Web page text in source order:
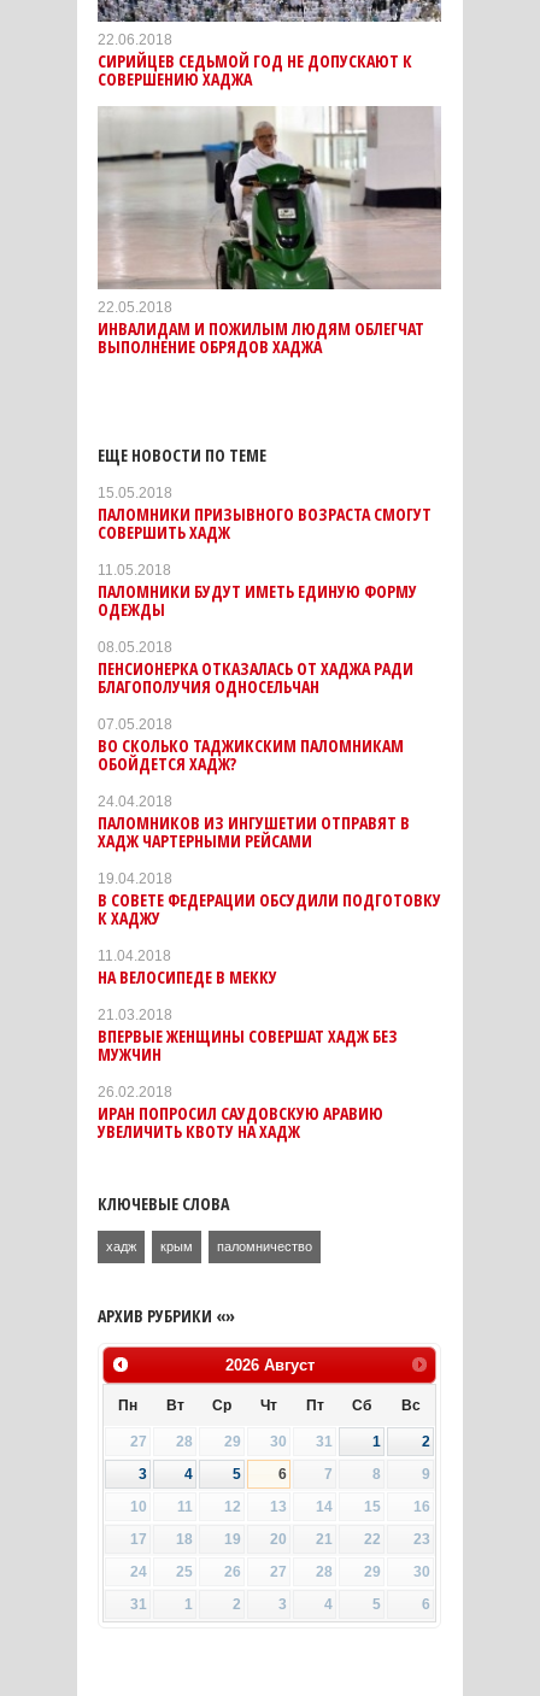
22.06.2018
СИРИЙЦЕВ СЕДЬМОЙ ГОД НЕ ДОПУСКАЮТ К
СОВЕРШЕНИЮ ХАДЖА
22.05.2018
ИНВАЛИДАМ И ПОЖИЛЫМ ЛЮДЯМ ОБЛЕГЧАТ
ВЫПОЛНЕНИЕ ОБРЯДОВ ХАДЖА
ЕЩЕ НОВОСТИ ПО ТЕМЕ
15.05.2018
ПАЛОМНИКИ ПРИЗЫВНОГО ВОЗРАСТА СМОГУТ
СОВЕРШИТЬ ХАДЖ
11.05.2018
ПАЛОМНИКИ БУДУТ ИМЕТЬ ЕДИНУЮ ФОРМУ
ОДЕЖДЫ
08.05.2018
ПЕНСИОНЕРКА ОТКАЗАЛАСЬ ОТ ХАДЖА РАДИ
БЛАГОПОЛУЧИЯ ОДНОСЕЛЬЧАН
07.05.2018
ВО СКОЛЬКО ТАДЖИКСКИМ ПАЛОМНИКАМ
ОБОЙДЕТСЯ ХАДЖ?
24.04.2018
ПАЛОМНИКОВ ИЗ ИНГУШЕТИИ ОТПРАВЯТ В
ХАДЖ ЧАРТЕРНЫМИ РЕЙСАМИ
19.04.2018
В СОВЕТЕ ФЕДЕРАЦИИ ОБСУДИЛИ ПОДГОТОВКУ
К ХАДЖУ
11.04.2018
НА ВЕЛОСИПЕДЕ В МЕККУ
21.03.2018
ВПЕРВЫЕ ЖЕНЩИНЫ СОВЕРШАТ ХАДЖ БЕЗ
МУЖЧИН
26.02.2018
ИРАН ПОПРОСИЛ САУДОВСКУЮ АРАВИЮ
УВЕЛИЧИТЬ КВОТУ НА ХАДЖ
КЛЮЧЕВЫЕ СЛОВА
хадж крым паломничество
АРХИВ РУБРИКИ «»
2026 Август
Пн Вт Ср Чт Пт Сб Вс
27 28 29 30 31 1
2
3
4 5 6 7 8
9
10
11 12 13 14 15
16
17
18 19 20 21 22
23
24
25 26 27 28 29
30
31
1 2 3 4 5 6